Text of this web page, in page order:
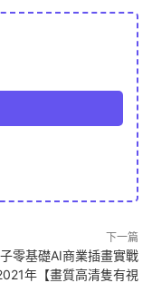
下一篇
零基礎AI商業插畫實戰
年【畫質高清隻有視